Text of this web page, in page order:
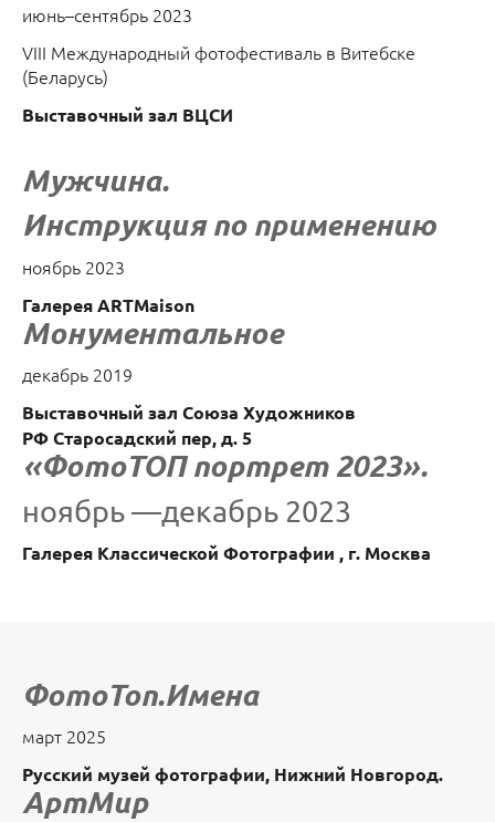
июнь–сентябрь 2023
VIII Международный фотофестиваль в Витебске
(Беларусь)
Выставочный зал ВЦСИ
Мужчина.
Инструкция по применению
ноябрь 2023
Галерея ARTMaison
Монументальное
декабрь 2019
Выставочный зал Союза Художников
РФ Старосадский пер, д. 5
«ФотоТОП портрет 2023».
ноябрь —декабрь 2023
Галерея Классической Фотографии , г. Москва
ФотоТоп.Имена
март 2025
Русский музей фотографии, Нижний Новгород.
АртМир